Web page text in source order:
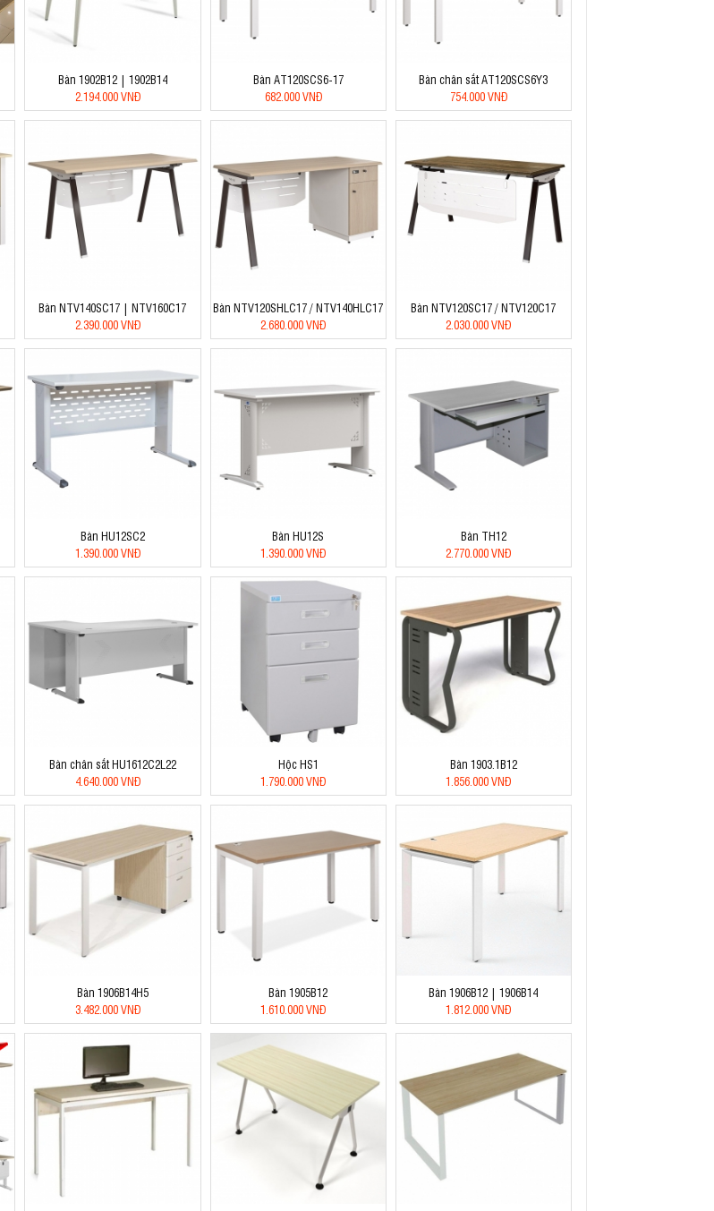
Bàn 1902B12 | 1902B14
2.194.000 VNĐ
Bàn AT120SCS6-17
682.000 VNĐ
Bàn chân sắt AT120SCS6Y3
754.000 VNĐ
Bàn NTV140SC17 | NTV160C17
2.390.000 VNĐ
Bàn NTV120SHLC17 / NTV140HLC17
2.680.000 VNĐ
Bàn NTV120SC17 / NTV120C17
2.030.000 VNĐ
Bàn HU12SC2
1.390.000 VNĐ
Bàn HU12S
1.390.000 VNĐ
Bàn TH12
2.770.000 VNĐ
Bàn chân sắt HU1612C2L22
4.640.000 VNĐ
Hộc HS1
1.790.000 VNĐ
Bàn 1903.1B12
1.856.000 VNĐ
Bàn 1906B14H5
3.482.000 VNĐ
Bàn 1905B12
1.610.000 VNĐ
Bàn 1906B12 | 1906B14
1.812.000 VNĐ